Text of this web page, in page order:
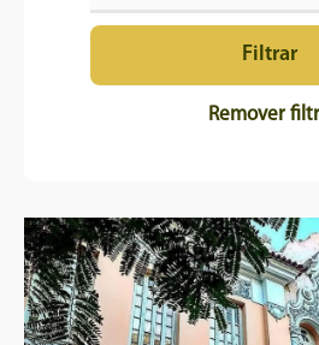
Filtrar
Remover